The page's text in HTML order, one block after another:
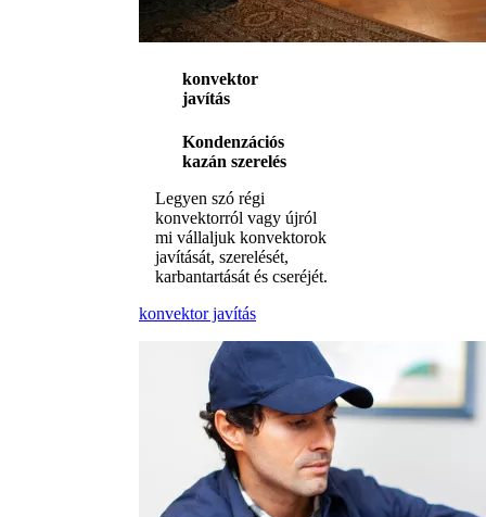
konvektor
javítás
Kondenzációs
kazán szerelés
Legyen szó régi
konvektorról vagy újról
mi vállaljuk konvektorok
javítását, szerelését,
karbantartását és cseréjét.
konvektor javítás